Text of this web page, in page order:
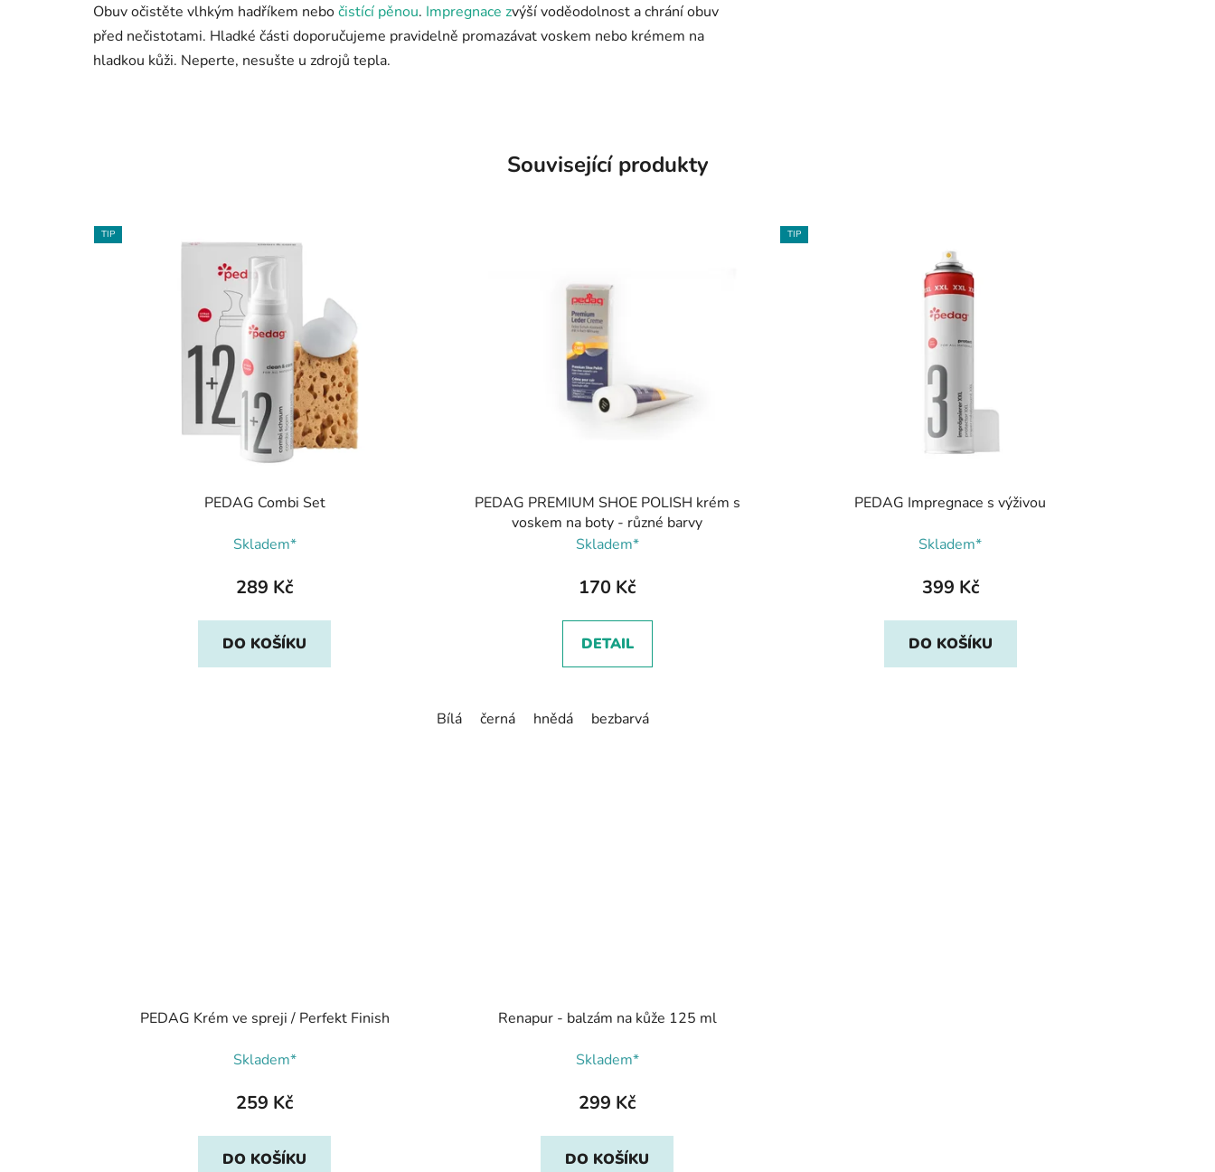
Obuv očistěte vlhkým hadříkem nebočistící pěnou. Impregnace zvýší voděodolnost a chrání obuv
před nečistotami. Hladké části doporučujeme pravidelně promazávat voskem nebo krémem na
hladkou kůži. Neperte, nesušte u zdrojů tepla.
Související produkty
TIP
PEDAG Combi Set
Skladem*
289 Kč
DO KOŠÍKU
PEDAG PREMIUM SHOE POLISH krém s
voskem na boty - různé barvy
Skladem*
170 Kč
DETAIL
Bílá černá hnědá bezbarvá
TIP
PEDAG Impregnace s výživou
Skladem*
399 Kč
DO KOŠÍKU
PEDAG Krém ve spreji / Perfekt Finish
Skladem*
259 Kč
DO KOŠÍKU
Renapur - balzám na kůže 125 ml
Skladem*
299 Kč
DO KOŠÍKU